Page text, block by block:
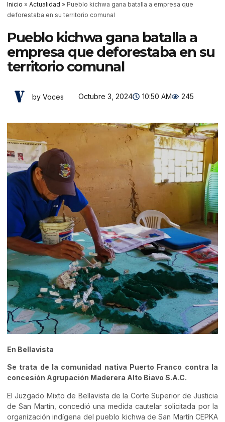
Inicio » Actualidad » Pueblo kichwa gana batalla a empresa que
deforestaba en su territorio comunal
Pueblo kichwa gana batalla a
empresa que deforestaba en su
territorio comunal
by Voces Octubre 3, 2024 10:50 AM 245
En Bellavista
Se trata de la comunidad nativa Puerto Franco contra la
concesión Agrupación Maderera Alto Biavo S.A.C.
El Juzgado Mixto de Bellavista de la Corte Superior de Justicia
de San Martín, concedió una medida cautelar solicitada por la
organización indígena del pueblo kichwa de San Martín CEPKA